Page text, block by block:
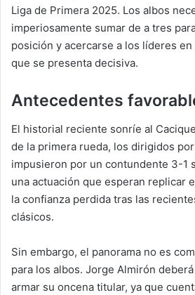
Liga de Primera 2025. Los albos
imperiosamente sumar de a tres
posición y acercarse a los líderes
que se presenta decisiva.
Antecedentes
El historial reciente sonríe al
de la primera rueda, los dirigidos
impusieron por un contundente 3-1
una actuación que esperan replicar
la confianza perdida tras las
clásicos.
Sin embargo, el panorama no es
para los albos. Jorge Almirón
armar su oncena titular, ya que